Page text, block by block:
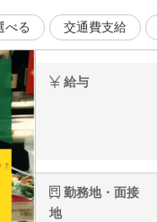
べる 交通費支給
給与
勤務地・面接
地